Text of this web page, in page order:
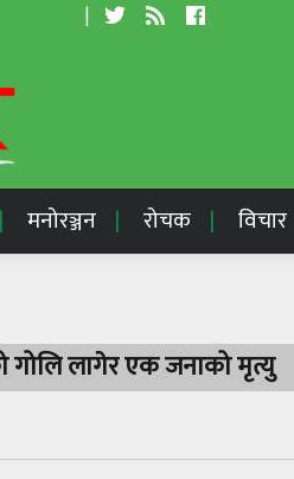
|
मनोरञ्जन रोचक विचार
गोलि लागेर एक जनाको मृत्यु